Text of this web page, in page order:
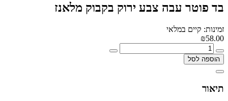
בד פוטר עבה צבע ירוק בקבוק מלאנז
זמינות: קיים במלאי
₪58.00
הוספה לסל
תיאור